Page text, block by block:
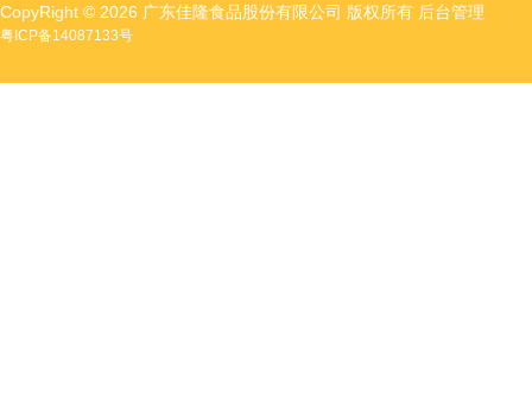
CopyRight © 2026 广东佳隆食品股份有限公司 版权所有 后台管理
粤ICP备14087133号